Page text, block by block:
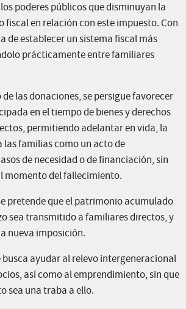
poderes públicos que disminuyan la
fiscal en relación con este impuesto. Con
de establecer un sistema fiscal más
prácticamente entre familiares
las donaciones, se persigue favorecer
en el tiempo de bienes y derechos
permitiendo adelantar en vida, la
las familias como un acto de
de necesidad o de financiación, sin
momento del fallecimiento.
pretende que el patrimonio acumulado
sea transmitido a familiares directos, y
nueva imposición.
busca ayudar al relevo intergeneracional
así como al emprendimiento, sin que
sea una traba a ello.